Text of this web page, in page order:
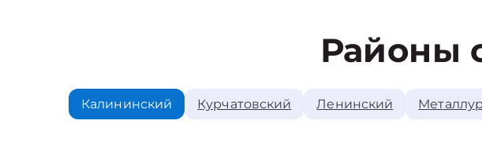
Районы
Калининский Курчатовский Ленинский